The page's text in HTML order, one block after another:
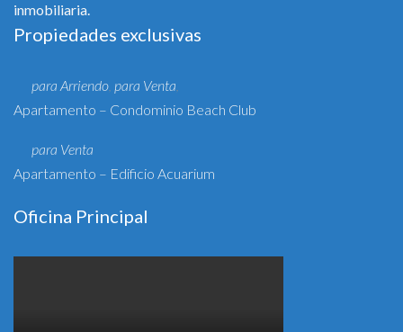
inmobiliaria.
Propiedades exclusivas
para Arriendo, para Venta,
Apartamento – Condominio Beach Club
para Venta
Apartamento – Edificio Acuarium
Oficina Principal